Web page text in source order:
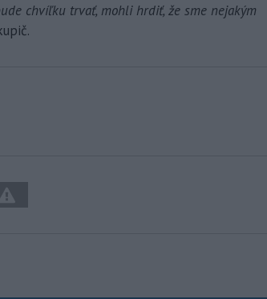
chvíľku trvať, mohli hrdiť, že sme nejakým